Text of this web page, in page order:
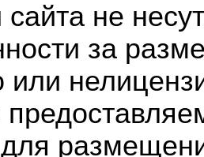
не несут
за
или